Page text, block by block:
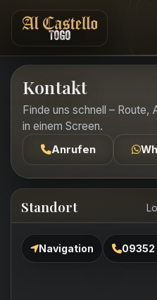
Kontakt
Finde uns schnell – Route,
in einem Screen.
Anrufen
Standort
Navigation 09352